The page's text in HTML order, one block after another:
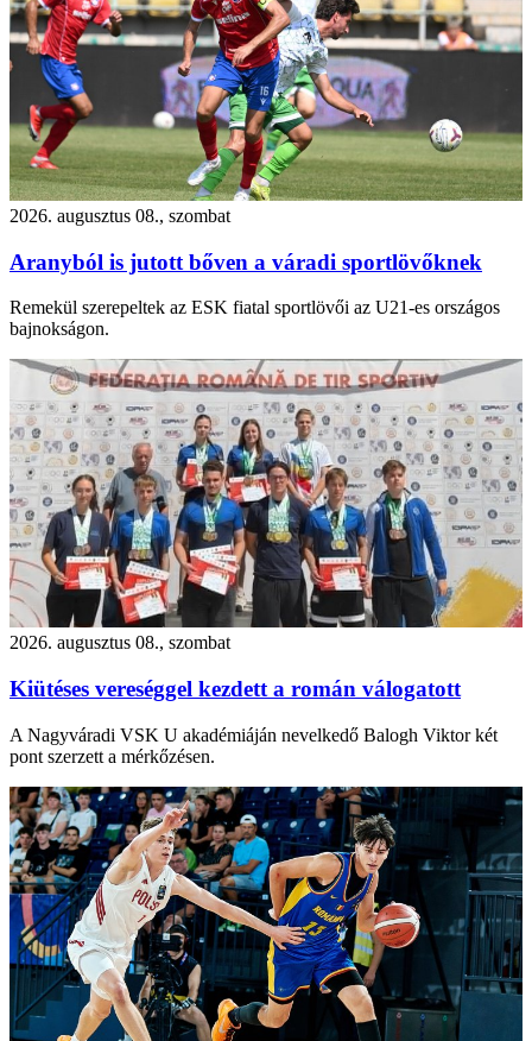
2026. augusztus 08., szombat
Aranyból is jutott bőven a váradi sportlövőknek
Remekül szerepeltek az ESK fiatal sportlövői az U21-es országos
bajnokságon.
2026. augusztus 08., szombat
Kiütéses vereséggel kezdett a román válogatott
A Nagyváradi VSK U akadémiáján nevelkedő Balogh Viktor két
pont szerzett a mérkőzésen.